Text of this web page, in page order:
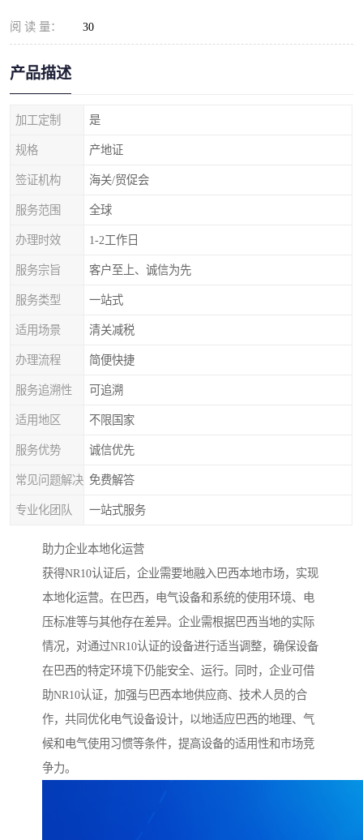
阅 读 量： 30
产品描述
加工定制 是
规格 产地证
签证机构 海关/贸促会
服务范围 全球
办理时效 1-2工作日
服务宗旨 客户至上、诚信为先
服务类型 一站式
适用场景 清关减税
办理流程 简便快捷
服务追溯性 可追溯
适用地区 不限国家
服务优势 诚信优先
常见问题解决 免费解答
专业化团队 一站式服务
助力企业本地化运营
获得NR10认证后，企业需要地融入巴西本地市场，实现
本地化运营。在巴西，电气设备和系统的使用环境、电
压标准等与其他存在差异。企业需根据巴西当地的实际
情况，对通过NR10认证的设备进行适当调整，确保设备
在巴西的特定环境下仍能安全、运行。同时，企业可借
助NR10认证，加强与巴西本地供应商、技术人员的合
作，共同优化电气设备设计，以地适应巴西的地理、气
候和电气使用习惯等条件，提高设备的适用性和市场竞
争力。